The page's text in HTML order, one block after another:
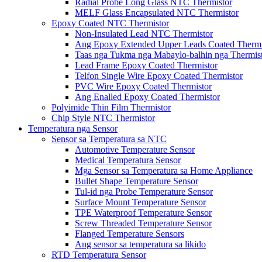
MELF Glass Encapsulated NTC Thermistor
Epoxy Coated NTC Thermistor
Non-Insulated Lead NTC Thermistor
Ang Epoxy Extended Upper Leads Coated
Taas nga Tukma nga Mabaylo-balhin nga
Lead Frame Epoxy Coated Thermistor
Telfon Single Wire Epoxy Coated Thermistor
PVC Wire Epoxy Coated Thermistor
Ang Enalled Epoxy Coated Thermistor
Polyimide Thin Film Thermistor
Chip Style NTC Thermistor
Temperatura nga Sensor
Sensor sa Temperatura sa NTC
Automotive Temperature Sensor
Medical Temperatura Sensor
Mga Sensor sa Temperatura sa Home Appliance
Bullet Shape Temperature Sensor
Tul-id nga Probe Temperature Sensor
Surface Mount Temperature Sensor
TPE Waterproof Temperature Sensor
Screw Threaded Temperature Sensor
Flanged Temperature Sensors
Ang sensor sa temperatura sa likido
RTD Temperatura Sensor